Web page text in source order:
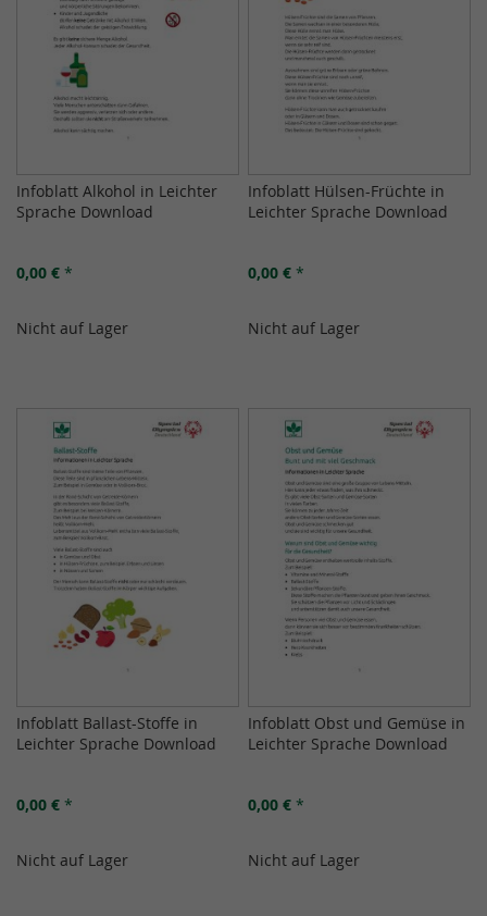
Infoblatt Alkohol in Leichter
Sprache Download
0,00 € *
Nicht auf Lager
Infoblatt Hülsen-Früchte in
Leichter Sprache Download
0,00 € *
Nicht auf Lager
Infoblatt Ballast-Stoffe in
Leichter Sprache Download
0,00 € *
Nicht auf Lager
Infoblatt Obst und Gemüse in
Leichter Sprache Download
0,00 € *
Nicht auf Lager